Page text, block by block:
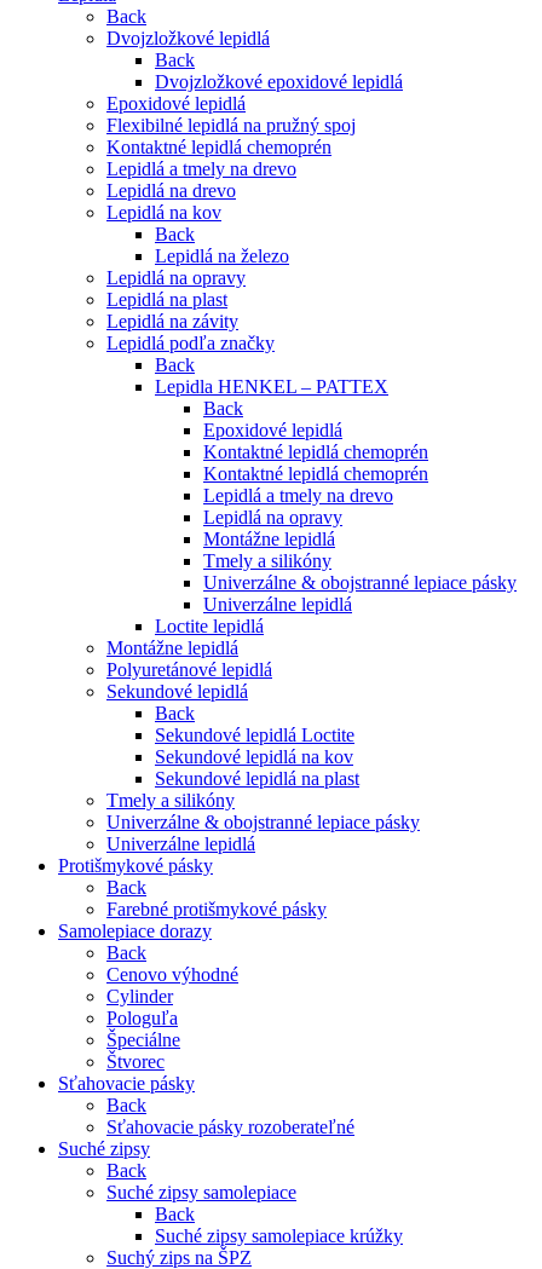
Back
Dvojzložkové lepidlá
Back
Dvojzložkové epoxidové lepidlá
Epoxidové lepidlá
Flexibilné lepidlá na pružný spoj
Kontaktné lepidlá chemoprén
Lepidlá a tmely na drevo
Lepidlá na drevo
Lepidlá na kov
Back
Lepidlá na železo
Lepidlá na opravy
Lepidlá na plast
Lepidlá na závity
Lepidlá podľa značky
Back
Lepidla HENKEL – PATTEX
Back
Epoxidové lepidlá
Kontaktné lepidlá chemoprén
Kontaktné lepidlá chemoprén
Lepidlá a tmely na drevo
Lepidlá na opravy
Montážne lepidlá
Tmely a silikóny
Univerzálne & obojstranné lepiace pásky
Univerzálne lepidlá
Loctite lepidlá
Montážne lepidlá
Polyuretánové lepidlá
Sekundové lepidlá
Back
Sekundové lepidlá Loctite
Sekundové lepidlá na kov
Sekundové lepidlá na plast
Tmely a silikóny
Univerzálne & obojstranné lepiace pásky
Univerzálne lepidlá
Protišmykové pásky
Back
Farebné protišmykové pásky
Samolepiace dorazy
Back
Cenovo výhodné
Cylinder
Pologuľa
Špeciálne
Štvorec
Sťahovacie pásky
Back
Sťahovacie pásky rozoberateľné
Suché zipsy
Back
Suché zipsy samolepiace
Back
Suché zipsy samolepiace krúžky
Suchý zips na ŠPZ